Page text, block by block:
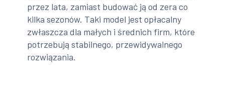
przez lata, zamiast budować ją od zera co
kilka sezonów. Taki model jest opłacalny
zwłaszcza dla małych i średnich firm, które
potrzebują stabilnego, przewidywalnego
rozwiązania.